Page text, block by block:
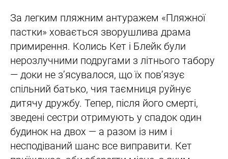
За легким пляжним антуражем «Пляжної
пастки» ховається зворушлива драма
примирення. Колись Кет і Блейк були
нерозлучними подругами з літнього табору
— доки не з’ясувалося, що їх пов’язує
спільний батько, чия таємниця руйнує
дитячу дружбу. Тепер, після його смерті,
зведені сестри отримують у спадок один
будинок на двох — а разом із ним і
несподіваний шанс все виправити. Кет